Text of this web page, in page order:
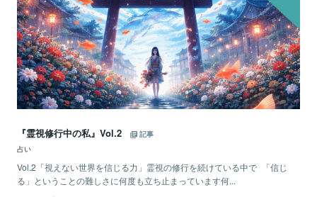
『霊視修行中の私』Vol.2
記事
占い
Vol.2「視えない世界を信じる力」霊視の修行を続けている中で 「信じ
る」ということの難しさに何度も立ち止まっています何...